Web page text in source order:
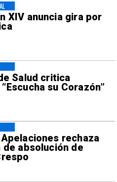
XIV anuncia gira por
Salud critica
su Corazón”
rechaza
de absolución de